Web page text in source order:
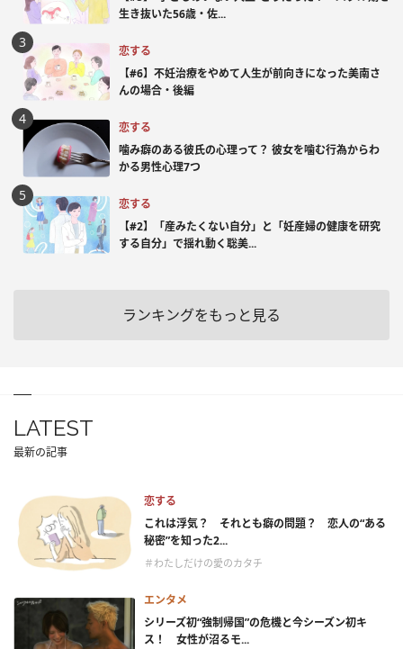
生き抜いた56歳・佐...
恋する
【#6】不妊治療をやめて人生が前向きになった美南さ
んの場合・後編
恋する
噛み癖のある彼氏の心理って？ 彼女を噛む行為からわ
かる男性心理7つ
恋する
【#2】「産みたくない自分」と「妊産婦の健康を研究
する自分」で揺れ動く聡美...
ランキングをもっと見る
LATEST
最新の記事
恋する
これは浮気？ それとも癖の問題？ 恋人の“ある
秘密”を知った2...
＃わたしだけの愛のカタチ
エンタメ
シリーズ初“強制帰国”の危機と今シーズン初キ
ス！ 女性が沼るモ...